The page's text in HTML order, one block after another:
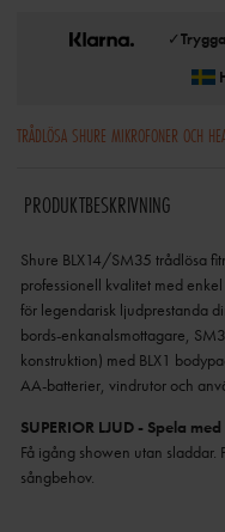
✓
TRÅDLÖSA SHURE MIKROFONER OCH
PRODUKTBESKRIVNING
Shure BLX14/SM35 trådlösa
professionell kvalitet med
för legendarisk ljudprestanda
bords-enkanalsmottagare,
konstruktion) med BLX1
AA-batterier, vindrutor och
SUPERIOR LJUD - Spela
Få igång showen utan
sångbehov.